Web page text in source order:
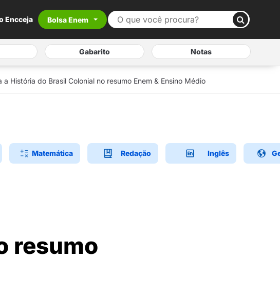
Encceja Bolsa Enem
Gabarito Notas
a História do Brasil Colonial no resumo Enem & Ensino Médio
Matemática Redação Inglês
resumo